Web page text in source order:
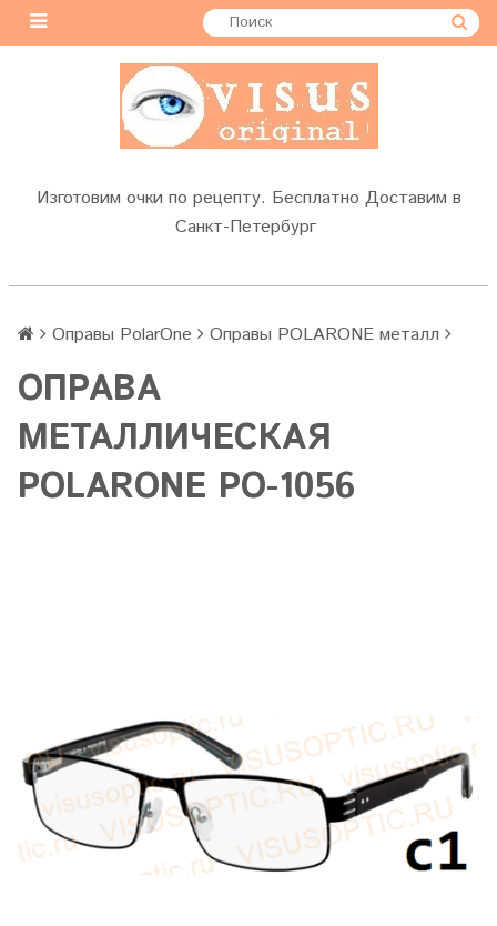
Изготовим очки по рецепту. Бесплатно Доставим в
Санкт-Петербург
Оправы PolarOne Оправы POLARONE металл
ОПРАВА
МЕТАЛЛИЧЕСКАЯ
POLARONE PO-1056